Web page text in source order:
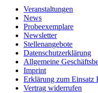
Veranstaltungen
News
Probeexemplare
Newsletter
Stellenangebote
Datenschutzerklärung
Allgemeine
Imprint
Erklärung zum
Vertrag widerrufen